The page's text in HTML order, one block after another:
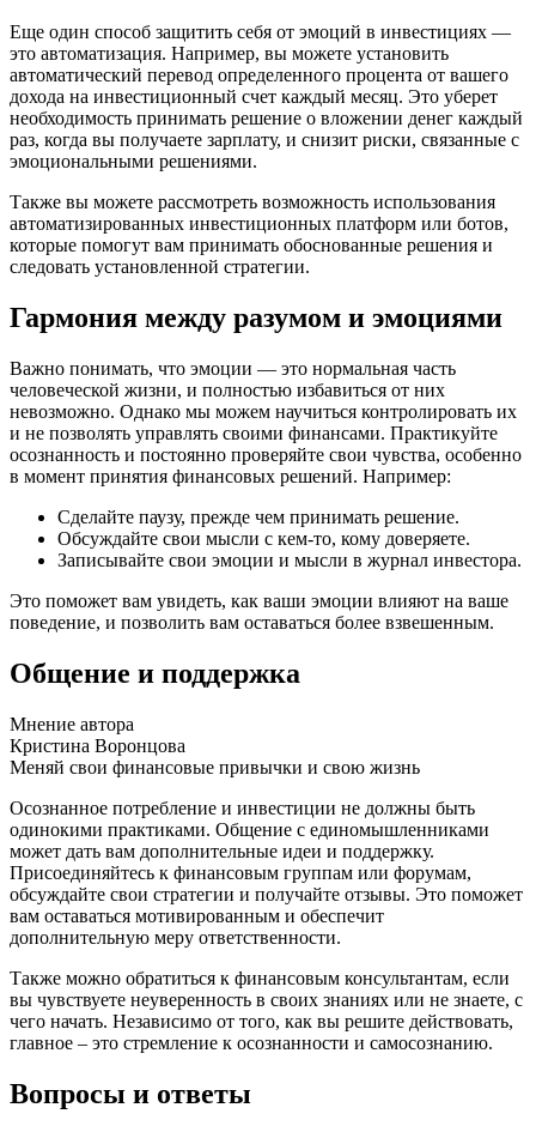
Еще один способ защитить себя от эмоций в инвестициях —
это автоматизация. Например, вы можете установить
автоматический перевод определенного процента от вашего
дохода на инвестиционный счет каждый месяц. Это уберет
необходимость принимать решение о вложении денег каждый
раз, когда вы получаете зарплату, и снизит риски, связанные с
эмоциональными решениями.
Также вы можете рассмотреть возможность использования
автоматизированных инвестиционных платформ или ботов,
которые помогут вам принимать обоснованные решения и
следовать установленной стратегии.
Гармония между разумом и эмоциями
Важно понимать, что эмоции — это нормальная часть
человеческой жизни, и полностью избавиться от них
невозможно. Однако мы можем научиться контролировать их
и не позволять управлять своими финансами. Практикуйте
осознанность и постоянно проверяйте свои чувства, особенно
в момент принятия финансовых решений. Например:
Сделайте паузу, прежде чем принимать решение.
Обсуждайте свои мысли с кем-то, кому доверяете.
Записывайте свои эмоции и мысли в журнал инвестора.
Это поможет вам увидеть, как ваши эмоции влияют на ваше
поведение, и позволить вам оставаться более взвешенным.
Общение и поддержка
Мнение автора
Кристина Воронцова
Меняй свои финансовые привычки и свою жизнь
Осознанное потребление и инвестиции не должны быть
одинокими практиками. Общение с единомышленниками
может дать вам дополнительные идеи и поддержку.
Присоединяйтесь к финансовым группам или форумам,
обсуждайте свои стратегии и получайте отзывы. Это поможет
вам оставаться мотивированным и обеспечит
дополнительную меру ответственности.
Также можно обратиться к финансовым консультантам, если
вы чувствуете неуверенность в своих знаниях или не знаете, с
чего начать. Независимо от того, как вы решите действовать,
главное – это стремление к осознанности и самосознанию.
Вопросы и ответы